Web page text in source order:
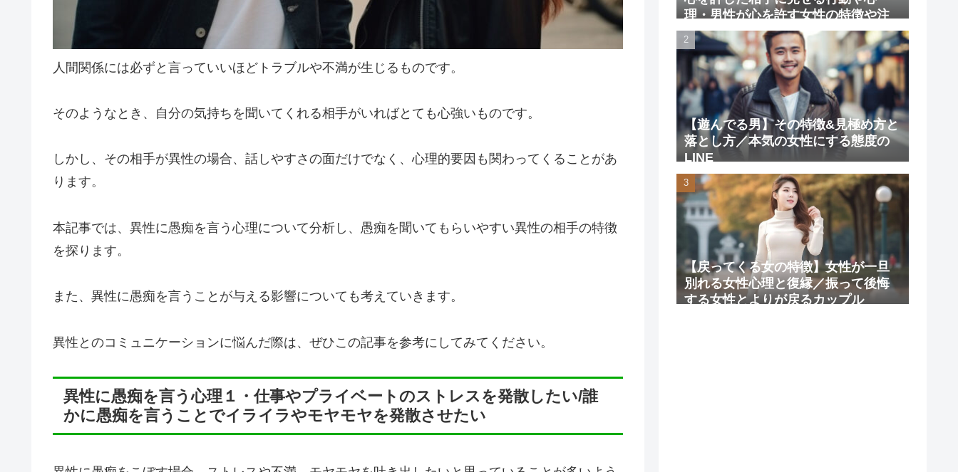
人間関係には必ずと言っていいほどトラブルや不満が生じるものです。
そのようなとき、自分の気持ちを聞いてくれる相手がいればとても心強いものです。
しかし、その相手が異性の場合、話しやすさの面だけでなく、心理的要因も関わってくることがあ
ります。
本記事では、異性に愚痴を言う心理について分析し、愚痴を聞いてもらいやすい異性の相手の特徴
を探ります。
また、異性に愚痴を言うことが与える影響についても考えていきます。
異性とのコミュニケーションに悩んだ際は、ぜひこの記事を参考にしてみてください。
異性に愚痴を言う心理１・仕事やプライベートのストレスを発散したい/誰
かに愚痴を言うことでイライラやモヤモヤを発散させたい
理・男性が心を許す女性の特徴や注
意点
【遊んでる男】その特徴&見極め方と
落とし方／本気の女性にする態度の
LINE
【戻ってくる女の特徴】女性が一旦
別れる女性心理と復縁／振って後悔
する女性とよりが戻るカップル